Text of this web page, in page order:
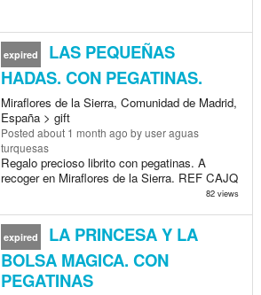
expired
LAS PEQUEÑAS
HADAS. CON PEGATINAS.
Miraflores de la Sierra, Comunidad de Madrid,
España > gift
Posted about 1 month ago by user aguas
turquesas
Regalo precioso librito con pegatinas. A
recoger en Miraflores de la Sierra. REF CAJQ
82 views
expired
LA PRINCESA Y LA
BOLSA MAGICA. CON
PEGATINAS